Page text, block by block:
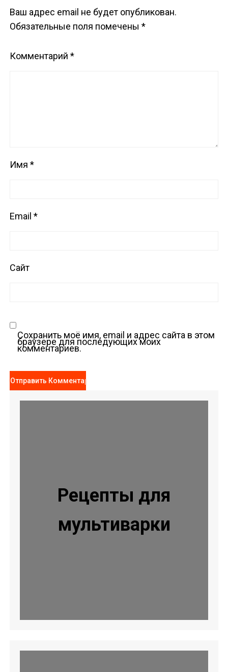
Ваш адрес email не будет опубликован.
Обязательные поля помечены*
Комментарий*
Имя*
Email*
Сайт
Сохранить моё имя, email и адрес сайта в этом
браузере для последующих моих
комментариев.
Рецепты для
мультиварки